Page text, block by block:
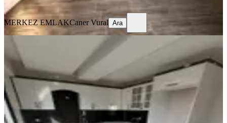
Ara
MERKEZ EMLAKCaner Vural Ara
Mega Gayrimenkulden Fatih Mah
Satılık Sıfır 2+1 Daire
Bergama, Fatih Mahallesi
2+1
05.08.2026
4.250.000 ₺